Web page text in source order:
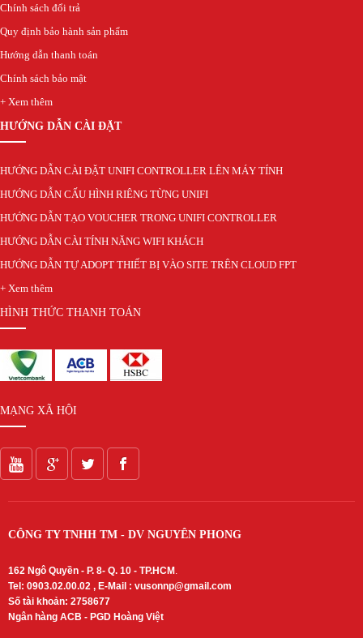
Chính sách đổi trả
Quy định bảo hành sản phẩm
Hướng dẫn thanh toán
Chính sách bảo mật
+ Xem thêm
HƯỚNG DẪN CÀI ĐẶT
HƯỚNG DẪN CÀI ĐẶT UNIFI CONTROLLER LÊN MÁY TÍNH
HƯỚNG DẪN CẤU HÌNH RIÊNG TỪNG UNIFI
HƯỚNG DẪN TẠO VOUCHER TRONG UNIFI CONTROLLER
HƯỚNG DẪN CÀI TÍNH NĂNG WIFI KHÁCH
HƯỚNG DẪN TỰ ADOPT THIẾT BỊ VÀO SITE TRÊN CLOUD FPT
+ Xem thêm
HÌNH THỨC THANH TOÁN
MẠNG XÃ HỘI
CÔNG TY TNHH TM - DV NGUYÊN PHONG
162 Ngô Quyền - P. 8- Q. 10 - TP.HCM.
Tel: 0903.02.00.02 , E-Mail : vusonnp@gmail.com
Số tài khoản: 2758677
Ngân hàng ACB - PGD Hoàng Việt